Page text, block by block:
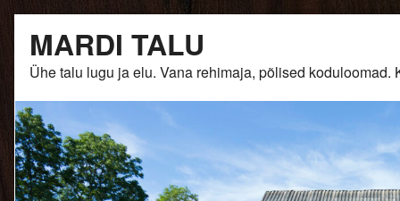
content
MARDI TALU
Ühe talu lugu ja elu. Vana rehimaja, põlised